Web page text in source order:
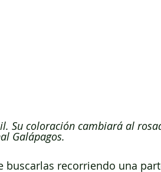
Su coloración cambiará al
Galápagos.
buscarlas recorriendo una